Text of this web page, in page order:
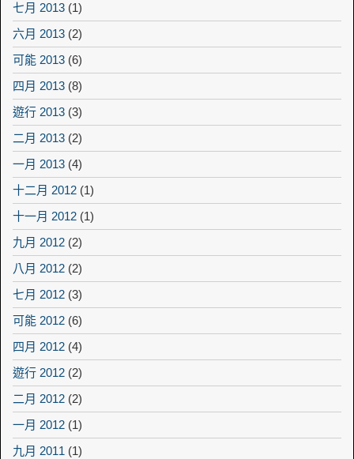
七月 2013 (1)
六月 2013 (2)
可能 2013 (6)
四月 2013 (8)
遊行 2013 (3)
二月 2013 (2)
一月 2013 (4)
十二月 2012 (1)
十一月 2012 (1)
九月 2012 (2)
八月 2012 (2)
七月 2012 (3)
可能 2012 (6)
四月 2012 (4)
遊行 2012 (2)
二月 2012 (2)
一月 2012 (1)
九月 2011 (1)